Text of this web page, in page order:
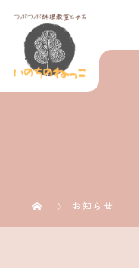
お知らせ